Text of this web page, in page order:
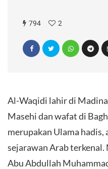
794 2
Al-Waqidi lahir di
Masehi dan wafat di
merupakan Ulama hadis,
sejarawan Arab terkenal.
Abu Abdullah